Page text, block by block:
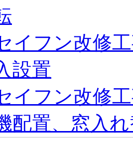
イフン改修
設置
イフン改修
配置、窓入